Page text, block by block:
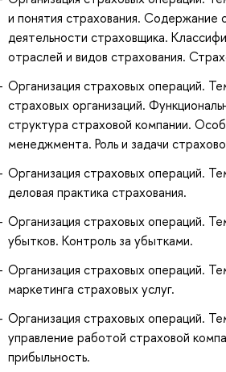
и понятия страхования. Содержание
деятельности страховщика.
отраслей и видов страхования.
Организация страховых операций.
страховых организаций.
структура страховой компании.
менеджмента. Роль и задачи
Организация страховых операций.
деловая практика страхования.
Организация страховых операций.
убытков. Контроль за убытками.
Организация страховых операций.
маркетинга страховых услуг.
Организация страховых операций.
управление работой страховой
прибыльность.